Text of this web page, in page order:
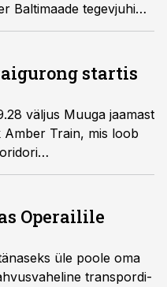
Baltimaade tegevjuhi
Operail sel
veod veel sel sügisel.
startis
väljus Muuga jaamast
Train, mis loob
Euroopa vahel.
Via Balticalt
Operailile
üle poole oma
transpordi-